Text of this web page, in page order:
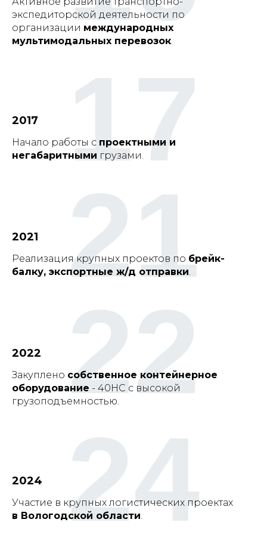
экспедиторской деятельности по
организации международных
мультимодальных перевозок.
2017
Начало работы с проектными и
негабаритными грузами.
17
2021
Реализация крупных проектов по брейк-
балку, экспортные ж/д отправки.
21
2022
Закуплено собственное контейнерное
оборудование - 40HC с высокой
грузоподъемностью.22
2024
Участие в крупных логистических проектах
в Вологодской области.
24